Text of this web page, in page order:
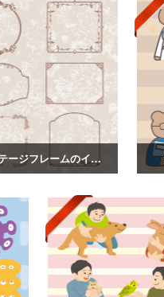
ヴィンテージフレームのイラスト